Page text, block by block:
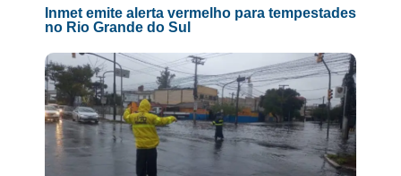
Inmet emite alerta vermelho para tempestades
no Rio Grande do Sul